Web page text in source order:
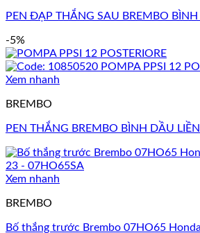
PEN ĐẠP THẮNG SAU BREMBO
-5%
Xem nhanh
BREMBO
PEN THẮNG BREMBO BÌNH DẦU LIỀN
Xem nhanh
BREMBO
Bố thắng trước Brembo 07HO65